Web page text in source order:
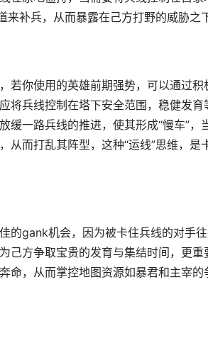
补兵，从而暴露在己方打野的威胁之
若你使用的英雄前期强势，可以通过积
将兵线控制在塔下安全范围，稳健发育
缓一路兵线的推进，使其形成“慢车”，
从而打乱其阵型，这种“运线”思维，是
的gank机会，因为被卡住兵线的对手
己方争取宝贵的发育与集结时间，更重
命，从而掌控地图资源如暴君和主宰的